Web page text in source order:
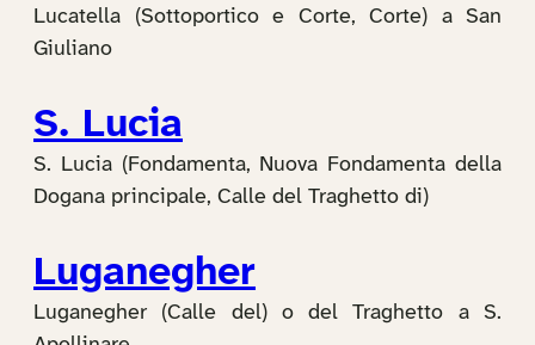
Lucatella (Sottoportico e Corte, Corte) a San
Giuliano
S. Lucia
S. Lucia (Fondamenta, Nuova Fondamenta della
Dogana principale, Calle del Traghetto di)
Luganegher
Luganegher (Calle del) o del Traghetto a S.